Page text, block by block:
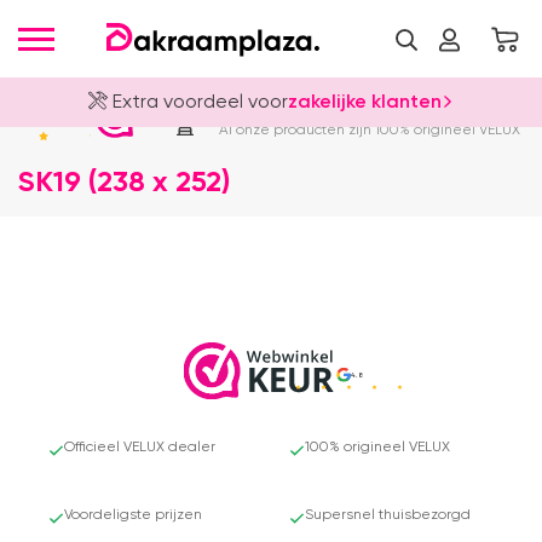
Extra voordeel voorzakelijke klanten
Officieel VELUX Dealer
Al onze producten zijn 100% origineel VELUX
SK19 (238 x 252)
4.8
Officieel VELUX dealer 100% origineel VELUX
Voordeligste prijzen Supersnel thuisbezorgd